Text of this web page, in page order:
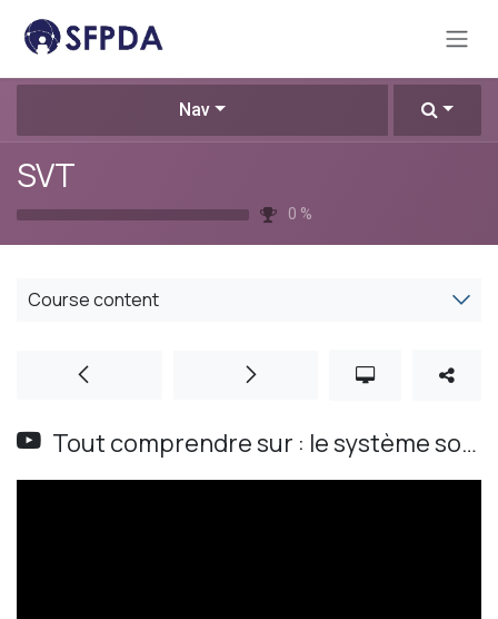
Nav
SVT
0 %
Course content
Tout comprendre sur : le système solaire